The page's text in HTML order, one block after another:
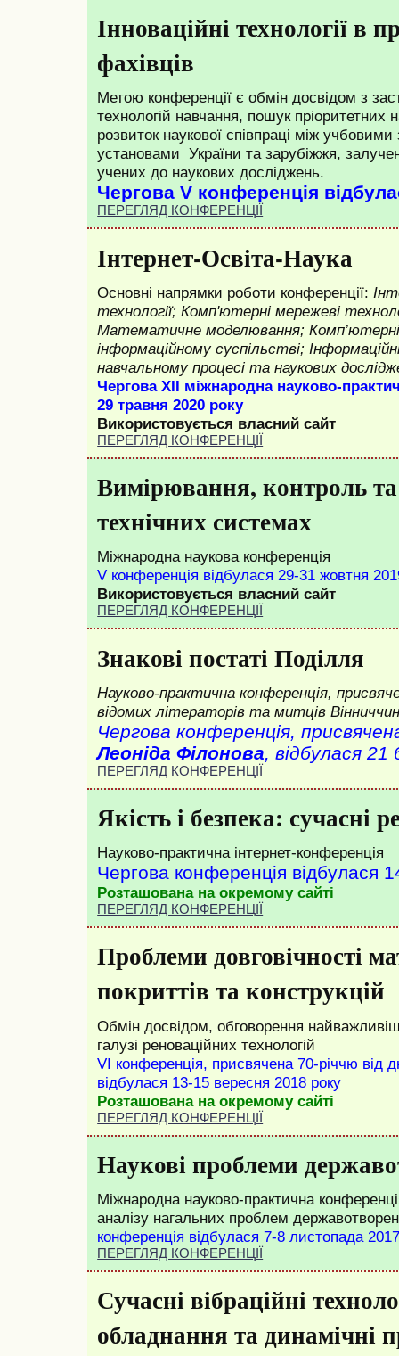
Інноваційні технології в
фахівців
Метою конференції є обмін досвідом з
технологій навчання, пошук пріоритетних
розвиток наукової співпраці між
установами України та зарубіжжя,
учених до наукових досліджень.
Чергова V конференція
ПЕРЕГЛЯД КОНФЕРЕНЦІЇ
Інтернет-Освіта-Наука
Основні напрямки роботи конференції:
технології; Комп'ютерні мережеві
Математичне моделювання;
інформаційному суспільстві;
навчальному процесі та наукових
Чергова XII міжнародна науково-
29 травня 2020 року
Використовується власний сайт
ПЕРЕГЛЯД КОНФЕРЕНЦІЇ
Вимірювання, контроль та
технічних системах
Міжнародна наукова конференція
V конференція відбулася 29-31 жовтня
Використовується власний сайт
ПЕРЕГЛЯД КОНФЕРЕНЦІЇ
Знакові постаті Поділля
Науково-практична конференція,
відомих літераторів та митців
Чергова конференція,
Леоніда Філонова , відбулася
ПЕРЕГЛЯД КОНФЕРЕНЦІЇ
Якість і безпека: сучасні
Науково-практична інтернет-конференція
Чергова конференція відбулася
Розташована на окремому сайті
ПЕРЕГЛЯД КОНФЕРЕНЦІЇ
Проблеми довговічності
покриттів та конструкцій
Обмін досвідом, обговорення
галузі реноваційних технологій
VI конференція, присвячена 70-річчю від
відбулася 13-15 вересня 2018 року
Розташована на окремому сайті
ПЕРЕГЛЯД КОНФЕРЕНЦІЇ
Наукові проблеми
Міжнародна науково-практична
аналізу нагальних проблем
конференція відбулася 7-8 листопада
ПЕРЕГЛЯД КОНФЕРЕНЦІЇ
Сучасні вібраційні
обладнання та динамічні